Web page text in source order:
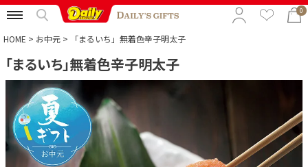
0
特集から選ぶ
予算から選ぶ
カテゴリから選ぶ
贈る相手から選ぶ
HOME お中元 「まるいち」無着色辛子明太子
「まるいち」無着色辛子明太子